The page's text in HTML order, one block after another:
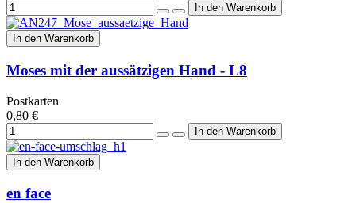
In den Warenkorb
Moses mit der aussätzigen Hand - L8
Postkarten
0,80 €
In den Warenkorb
en face